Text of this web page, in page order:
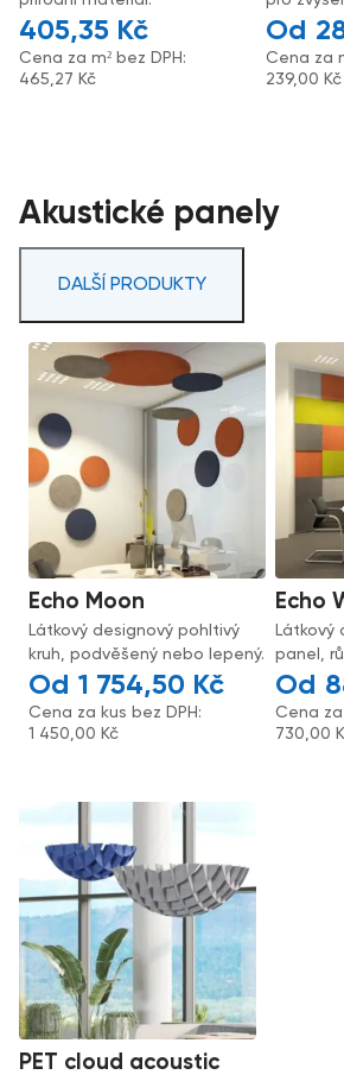
405,35 Kč
Cena za m² bez DPH:
465,27 Kč
Cena za
239,00 Kč
Akustické panely
DALŠÍ PRODUKTY
Echo Moon
Látkový designový pohltivý
kruh, podvěšený nebo lepený.
1 754,50 Kč
Cena za kus bez DPH:
1 450,00 Kč
Echo
Látkový
panel,
Cena za
730,00
PET cloud acoustic